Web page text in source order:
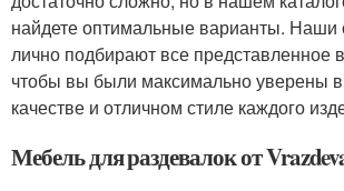
найдете оптимальные варианты. Наши
лично подбирают все представленное
чтобы вы были максимально уверены
качестве и отличном стиле каждого
Мебель для раздевалок от